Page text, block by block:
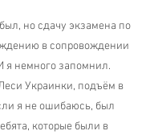
но сдачу экзамена по
в сопровождении
я немного запомнил.
Украинки, подъём в
я не ошибаюсь, был
которые были в